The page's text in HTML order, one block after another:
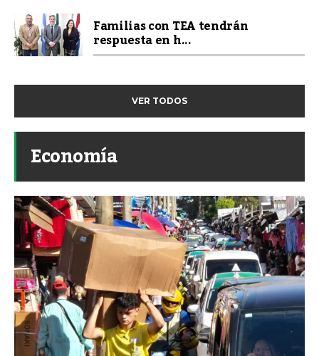
Familias con TEA tendrán
respuesta en h...
VER TODOS
Economía